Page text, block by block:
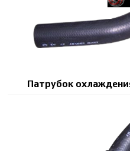
Патрубок